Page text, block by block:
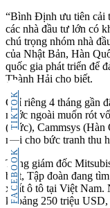
FACEBOOK
TIKTOK
“Bình Ðịnh ưu tiên cải
các nhà đầu tư lớn có
chú trọng nhóm nhà
của Nhật Bản, Hàn
quốc gia phát triển để
Thành Hải cho biết.
Chỉ riêng 4 tháng gần
nước ngoài muốn rót
(Đức), Cammsys (Hàn
mới cho bức tranh thu
Tổng giám đốc
biết, Tập đoàn đang
xuất ô tô tại Việt Nam.
khoảng 250 triệu USD,